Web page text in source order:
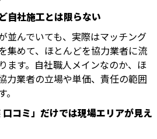
自社施工とは限らない
並んでいても、実際はマッチング
集めて、ほとんどを協力業者に流
ます。自社職人メインなのか、ほ
力業者の立場や単価、責任の範囲
口コミ」だけでは現場エリアが見え